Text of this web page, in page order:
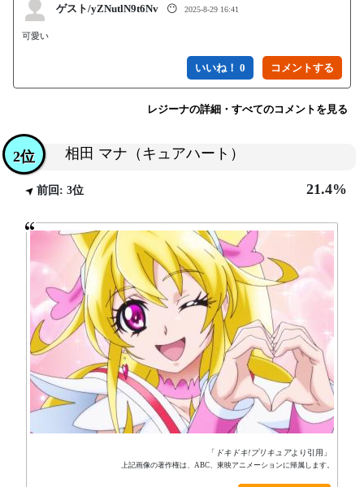
ゲスト/yZNutlN9t6Nv 😶 2025-8-29 16:41
可愛い
いいね！ 0
レジーナの詳細・すべてのコメントを見る
相田 マナ（キュアハート）
2位
前回: 3位 21.4%
「 ドキドキ!プリキュアより引用」
上記画像の著作権は、ABC、東映アニメーションに帰属します。